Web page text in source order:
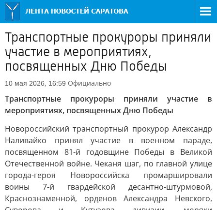
Транспортные прокуроры приняли
участие в мероприятиях,
посвященных Дню Победы
10 мая 2026, 16:59 Официально
Транспортные прокуроры приняли участие в
мероприятиях, посвященных Дню Победы
Новороссийский транспортный прокурор Александр
Наливайко принял участие в военном параде,
посвященном 81-й годовщине Победы в Великой
Отечественной войне. Чеканя шаг, по главной улице
города-героя Новороссийска промаршировали
воины 7-й гвардейской десантно-штурмовой,
Краснознаменной, орденов Александра Невского,